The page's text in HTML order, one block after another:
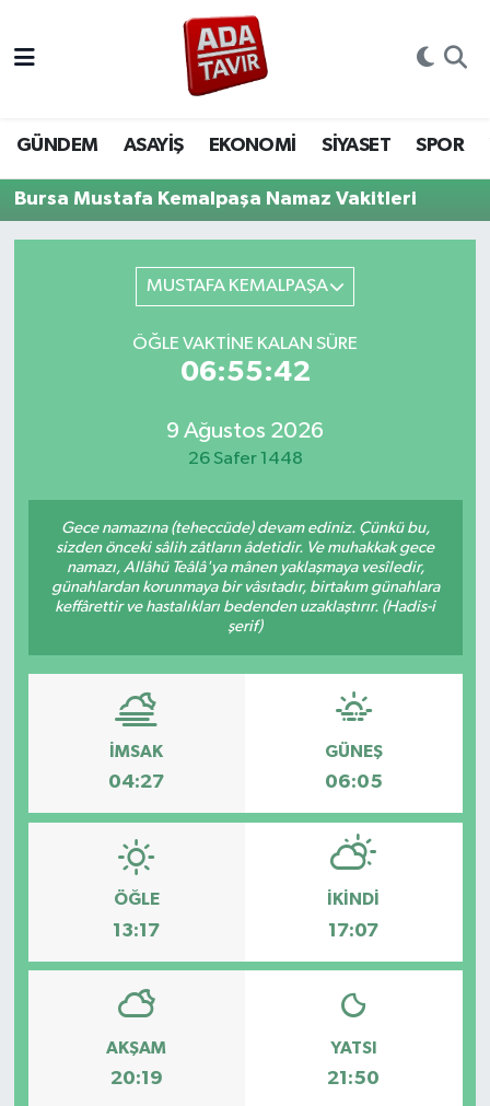
GÜNDEM ASAYİŞ EKONOMİ SİYASET SPOR
Bursa Mustafa Kemalpaşa Namaz Vakitleri
MUSTAFA KEMALPAŞA
ÖĞLE VAKTINE KALAN SÜRE
06:55:42
9 Ağustos 2026
26 Safer 1448
Gece namazına (teheccüde) devam ediniz. Çünkü bu,
sizden önceki sâlih zâtların âdetidir. Ve muhakkak gece
namazı, Allâhü Teâlâ'ya mânen yaklaşmaya vesîledir,
günahlardan korunmaya bir vâsıtadır, birtakım günahlara
keffârettir ve hastalıkları bedenden uzaklaştırır. (Hadis-i
şerif)
İMSAK
04:27
GÜNEŞ
06:05
ÖĞLE
13:17
İKINDI
17:07
AKŞAM
20:19
YATSI
21:50
ASAYİŞ
EKONOMİ
ASAYİŞ
EKONOMİ
Sakarya Nöbetçi Eczaneler
Sakarya Hava Durumu
Sakarya Namaz Vakitleri
Süper Lig Puan Durumu ve Fikstür
Tüm Manşetler